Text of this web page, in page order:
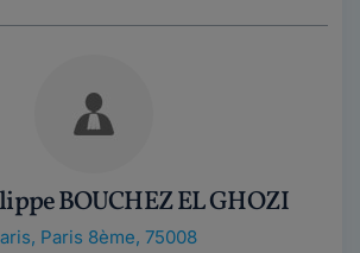
BOUCHEZ EL GHOZI
, Paris 8ème, 75008